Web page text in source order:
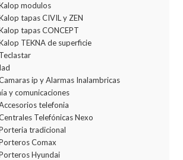
modulos
tapas CIVIL y ZEN
tapas CONCEPT
TEKNA de superficie
Teclastar
ip y Alarmas Inalambricas
y comunicaciones
telefonia
Telefónicas Nexo
tradicional
Comax
Hyundai